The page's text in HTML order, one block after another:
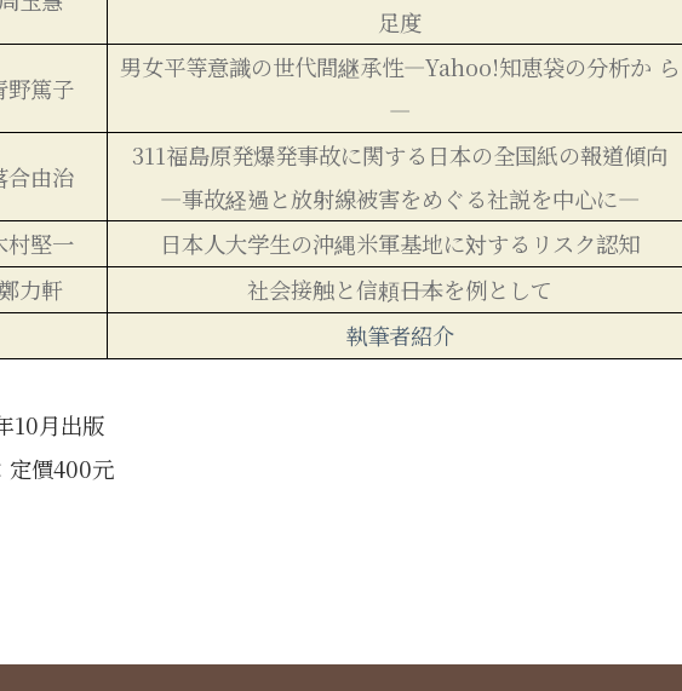
足度
野篤子
男女平等意識の世代間継承性―Yahoo!知恵袋の分析か ら
―
合由治
311福島原発爆発事故に関する日本の全国紙の報道傾向
―事故経過と放射線被害をめぐる社説を中心に―
村堅一
日本人大学生の沖縄米軍基地に対するリスク認知
力軒
社会接触と信頼――日本を例として
執筆者紹介
10月出版
定價400元